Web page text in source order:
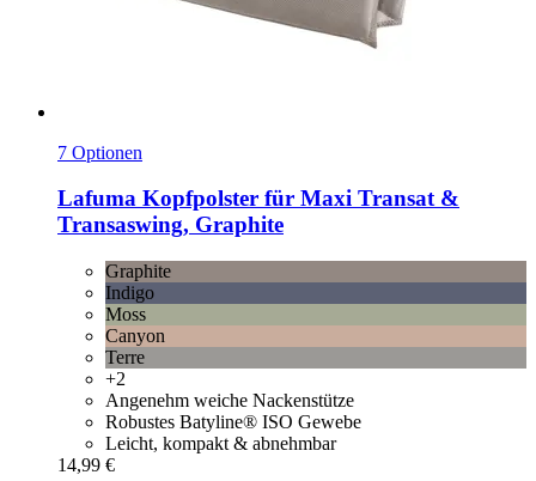
7 Optionen
Lafuma Kopfpolster für Maxi Transat &
Transaswing, Graphite
Graphite
Indigo
Moss
Canyon
Terre
+2
Angenehm weiche Nackenstütze
Robustes Batyline® ISO Gewebe
Leicht, kompakt & abnehmbar
14,99 €